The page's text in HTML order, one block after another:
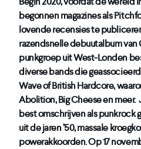
begonnen magazines als
lovende recensies te
razendsnelle debuutalbum van
punkgroep uit West-Londen
diverse bands die
Wave of British Hardcore,
Abolition, Big Cheese en meer.
best omschrijven als punkrock
uit de jaren ’50, massale
powerakkoorden. Op 17